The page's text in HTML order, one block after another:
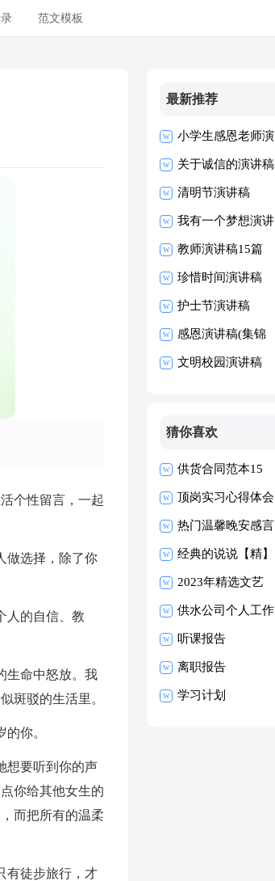
范文模板
个性留言，一起
做选择，除了你
人的自信、教
生命中怒放。我
斑驳的生活里。
你。
想要听到你的声
你给其他女生的
而把所有的温柔
有徒步旅行，才
最新推荐
小学生感恩老师演
讲稿
关于诚信的演讲稿
清明节演讲稿
我有一个梦想演讲
稿
教师演讲稿15篇
珍惜时间演讲稿
(15篇)
护士节演讲稿
感恩演讲稿(集锦
15篇)
文明校园演讲稿
猜你喜欢
供货合同范本15
篇
顶岗实习心得体会
热门温馨晚安感言
大全155句精选
经典的说说【精】
2023年精选文艺
悲伤签名锦集60
条
供水公司个人工作
述职报告
听课报告
离职报告
学习计划